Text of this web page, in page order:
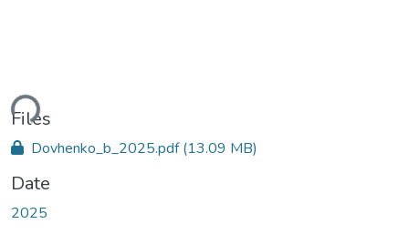
Files
Dovhenko_b_2025.pdf(13.09 MB)
Date
2025